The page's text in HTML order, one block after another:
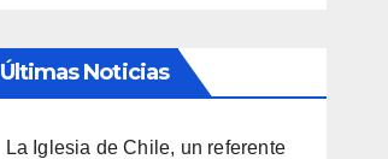
Últimas Noticias
La Iglesia de Chile, un referente